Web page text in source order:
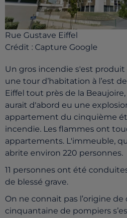
Rue Gustave Eiffel
Crédit : Capture Google
Un gros incendie s'est
une tour d’habitation à l’est
Eiffel tout près de la
aurait d'abord eu une
appartement du cinquième
incendie. Les flammes ont
appartements. L'immeuble,
abrite environ 220 personnes.
11 personnes ont été
de blessé grave.
On ne connait pas l’origine de
cinquantaine de pompiers